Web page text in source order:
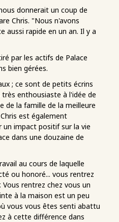
donnerait un coup de
Chris. "Nous n'avons
aussi rapide en un an. Il y a
par les actifs de Palace
bien gérées.
; ce sont de petits écrins
enthousiaste à l'idée de
de la famille de la meilleure
est également
un impact positif sur la vie
dans une douzaine de
au cours de laquelle
ou honoré... vous rentrez
Vous rentrez chez vous un
à la maison est un peu
vous vous êtes senti abattu
à cette différence dans